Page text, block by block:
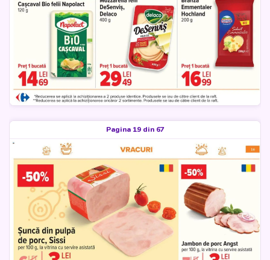
Pagina 19 din 67